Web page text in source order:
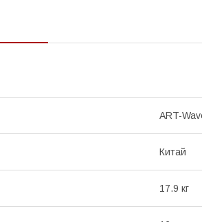
ART-
Китай
17.9 кг